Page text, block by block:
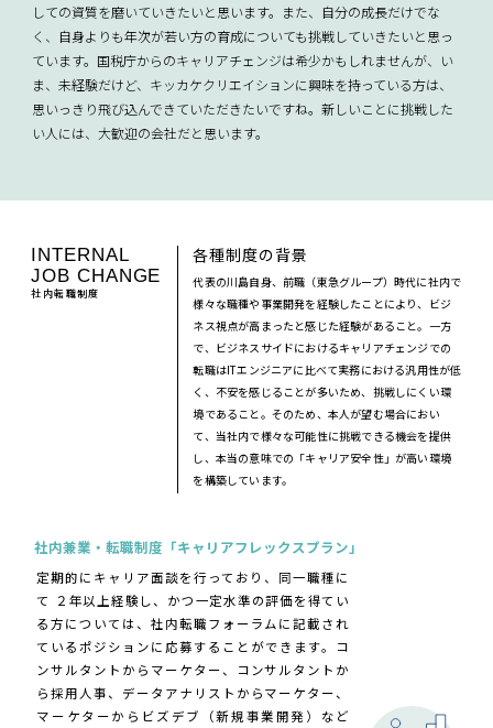
しての資質を磨いていきたいと思います。また、自分の成長だけでな
く、自身よりも年次が若い方の育成についても挑戦していきたいと思っ
ています。国税庁からのキャリアチェンジは希少かもしれませんが、い
ま、未経験だけど、キッカケクリエイションに興味を持っている方は、
思いっきり飛び込んできていただきたいですね。新しいことに挑戦した
い人には、大歓迎の会社だと思います。
INTERNAL
JOB CHANGE
社内転職制度
各種制度の背景
代表の川島自身、前職（東急グループ）時代に社内で
様々な職種や事業開発を経験したことにより、ビジ
ネス視点が高まったと感じた経験があること。一方
で、ビジネスサイドにおけるキャリアチェンジでの
転職はITエンジニアに比べて実務における汎用性が低
く、不安を感じることが多いため、挑戦しにくい環
境であること。そのため、本人が望む場合におい
て、当社内で様々な可能性に挑戦できる機会を提供
し、本当の意味での「キャリア安全性」が高い環境
を構築しています。
社内兼業・転職制度「キャリアフレックスプラン」
定期的にキャリア面談を行っており、同一職種に
て ２年以上経験し、かつ一定水準の評価を得てい
る方については、社内転職フォーラムに記載され
ているポジションに応募することができます。コ
ンサルタントからマーケター、コンサルタントか
ら採用人事、データアナリストからマーケター、
マーケターからビズデブ（新規事業開発）など